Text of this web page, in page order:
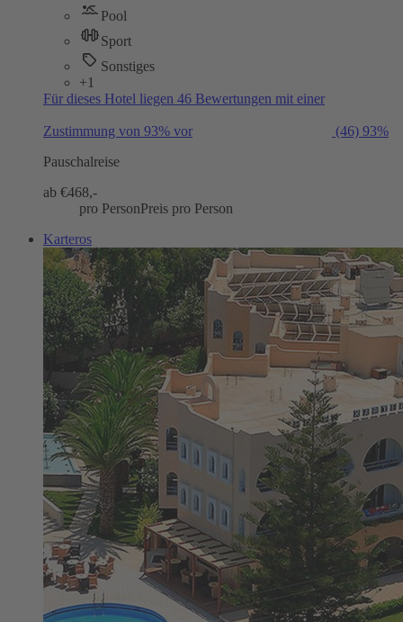
Pool
Sport
Sonstiges
+1
Für dieses Hotel liegen 46 Bewertungen mit einer
Zustimmung von 93% vor (46) 93%
Pauschalreise
ab €468,-
pro PersonPreis pro Person
Karteros